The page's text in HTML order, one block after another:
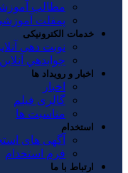
مطالب
پمفلت
خدمات الکترونیکی
نوبت دهی
جوابدهي آنلاين
اخبار و رویداد ها
اخبار
گالری فیلم
مناسبت ها
استخدام
آگهی های
فرم استخدام
ارتباط با ما